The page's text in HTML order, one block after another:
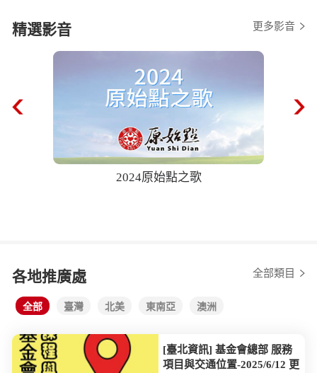
精選影音 更多影音
2024原始點之歌
各地推廣處 全部類目
全部 臺灣 北美 東南亞 澳洲
[臺北資訊] 基金會總部 服務
項目與交通位置-2025/6/12 更